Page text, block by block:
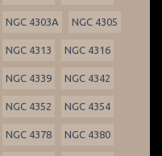
NGC 4303A NGC 4305
NGC 4313 NGC 4316
NGC 4339 NGC 4342
NGC 4352 NGC 4354
NGC 4378 NGC 4380